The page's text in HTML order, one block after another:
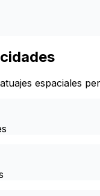
espaciales